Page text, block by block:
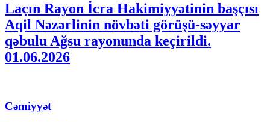
Laçın Rayon İcra Hakimiyyətinin başçısı
Aqil Nəzərlinin növbəti görüşü-səyyar
qəbulu Ağsu rayonunda keçirildi.
01.06.2026
Cəmiyyət